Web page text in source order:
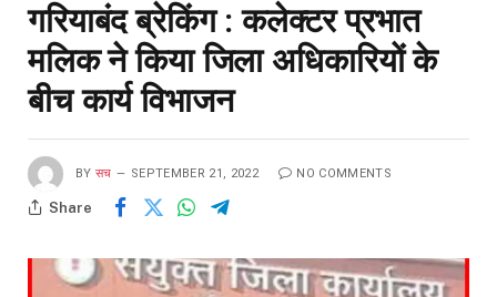
गरियाबंद ब्रेकिंग : कलेक्टर प्रभात
मलिक ने किया जिला अधिकारियों के
बीच कार्य विभाजन
BY सच SEPTEMBER 21, 2022 NO COMMENTS
Share